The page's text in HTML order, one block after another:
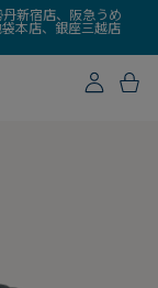
新宿店、阪急うめ
本店、銀座三越店